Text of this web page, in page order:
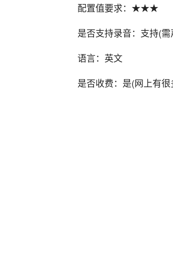
配置值要求：★★★
是否支持录音：支持(
语言：英文
是否收费：是(网上有